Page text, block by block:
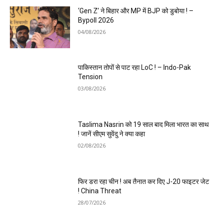
‘Gen Z’ ने बिहार और MP में BJP को डुबोया ! –
Bypoll 2026
04/08/2026
पाकिस्तान तोपों से पाट रहा LoC ! – Indo-Pak
Tension
03/08/2026
Taslima Nasrin को 19 साल बाद मिला भारत का साथ
! जानें सीएम सुवेंदु ने क्या कहा
02/08/2026
फिर डरा रहा चीन ! अब तैनात कर दिए J-20 फाइटर जेट
! China Threat
28/07/2026